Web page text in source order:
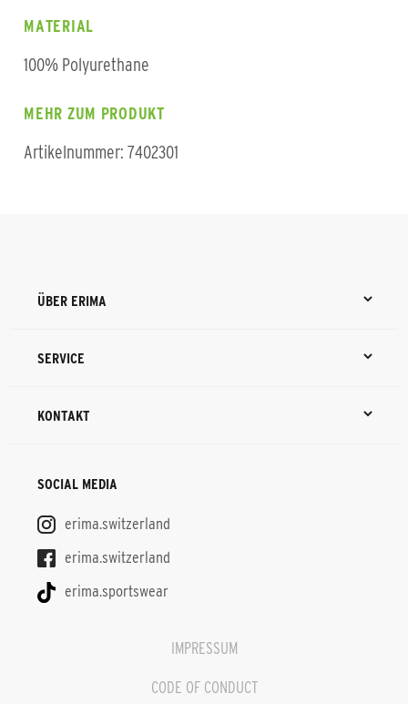
MATERIAL
100% Polyurethane
MEHR ZUM PRODUKT
Artikelnummer: 7402301
ÜBER ERIMA
SERVICE
KONTAKT
SOCIAL MEDIA
erima.switzerland
erima.switzerland
erima.sportswear
IMPRESSUM
CODE OF CONDUCT